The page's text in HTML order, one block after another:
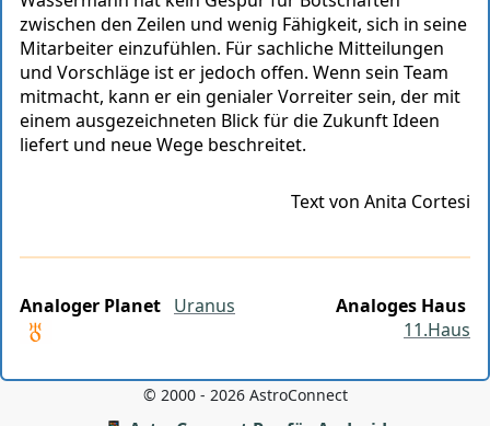
zwischen den Zeilen und wenig Fähigkeit, sich in seine
Mitarbeiter einzufühlen. Für sachliche Mitteilungen
und Vorschläge ist er jedoch offen. Wenn sein Team
mitmacht, kann er ein genialer Vorreiter sein, der mit
einem ausgezeichneten Blick für die Zukunft Ideen
liefert und neue Wege beschreitet.
Text von Anita Cortesi
Analoger Planet Uranus
Analoges Haus
11.Haus
© 2000 - 2026 AstroConnect